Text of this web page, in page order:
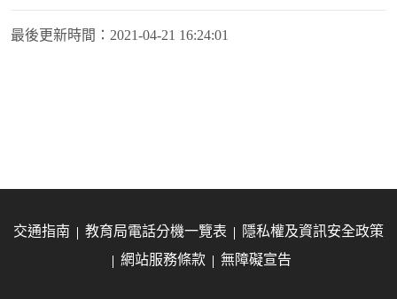
最後更新時間： 2021-04-21 16:24:01
交通指南 教育局電話分機一覽表
隱私權及資訊安全政策
網站服務條款
無障礙宣告